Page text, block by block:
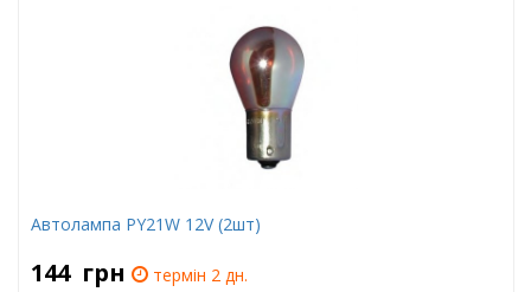
Автолампа PY21W 12V (2шт)
144 грн
термін 2 дн.